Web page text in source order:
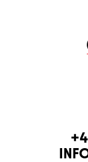
KONTAKT
E-